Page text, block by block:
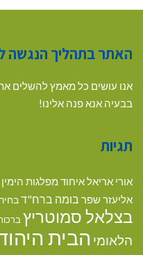
האתר בתהליך הנגשה
אנו עושים כל מאמץ להשלים
בבעיה אנא פנה אלינו!
תגיות
אורי אריאלאיחוד מפלגות הימין
אליעזר שפר בומה ברח"ד
בצלאל סמוטריץ
הלאומי הבית